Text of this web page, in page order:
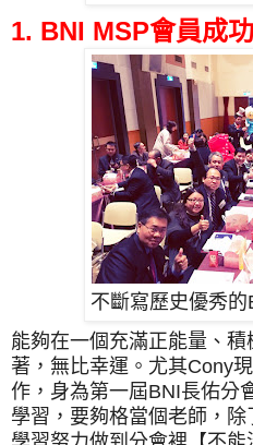
1. BNI MSP會員成
不斷寫歷史優秀
能夠在一個充滿正能量、積
著，無比幸運。尤其Cony
作，身為第一屆BNI長佑分
學習，要夠格當個老師，